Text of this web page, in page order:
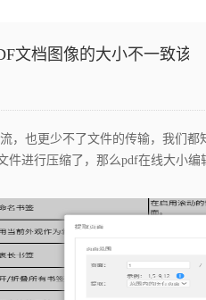
文档图像的大小不一致该
也更少不了文件的传输，我们都
件进行压缩了，那么pdf在线大小编